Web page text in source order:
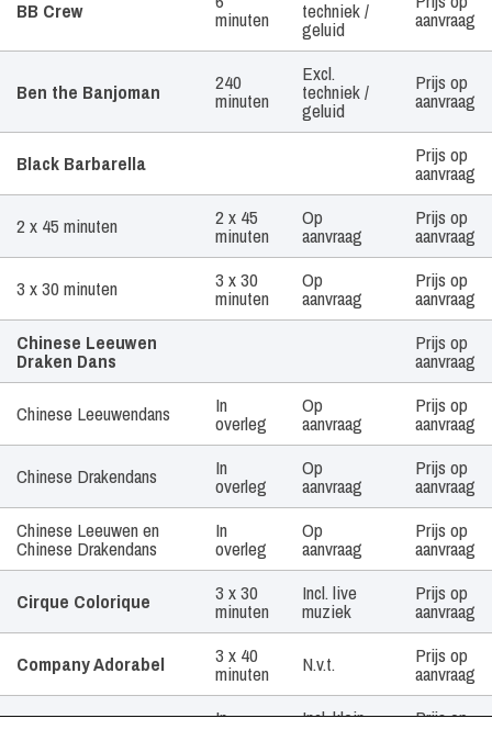
BB Crew
minuten techniek /
geluid aanvraag
Ben the Banjoman 240
minuten
Excl.
techniek /
geluid
Prijs op
aanvraag
Black Barbarella Prijs op
aanvraag
2 x 45 minuten 2 x 45
minuten
Op
aanvraag
Prijs op
aanvraag
3 x 30 minuten 3 x 30
minuten
Op
aanvraag
Prijs op
aanvraag
Chinese Leeuwen
Draken Dans
Prijs op
aanvraag
Chinese Leeuwendans In
overleg
Op
aanvraag
Prijs op
aanvraag
Chinese Drakendans In
overleg
Op
aanvraag
Prijs op
aanvraag
Chinese Leeuwen en
Chinese Drakendans
In
overleg
Op
aanvraag
Prijs op
aanvraag
Cirque Colorique 3 x 30
minuten
Incl. live
muziek
Prijs op
aanvraag
Company Adorabel 3 x 40
minuten N.v.t. Prijs op
aanvraag
In Incl. klein Prijs op